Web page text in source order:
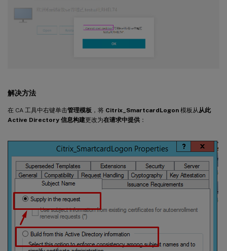
解决方法
在 CA 工具中右键单击管理模板 ，将 Citrix_SmartcardLogon 模板从从此
Active Directory 信息构建更改为在请求中提供 ：